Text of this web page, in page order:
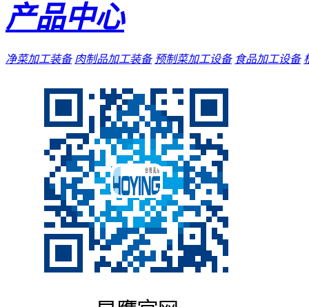
产品中心
净菜加工装备 肉制品加工装备 预制菜加工设备 食品加工设备